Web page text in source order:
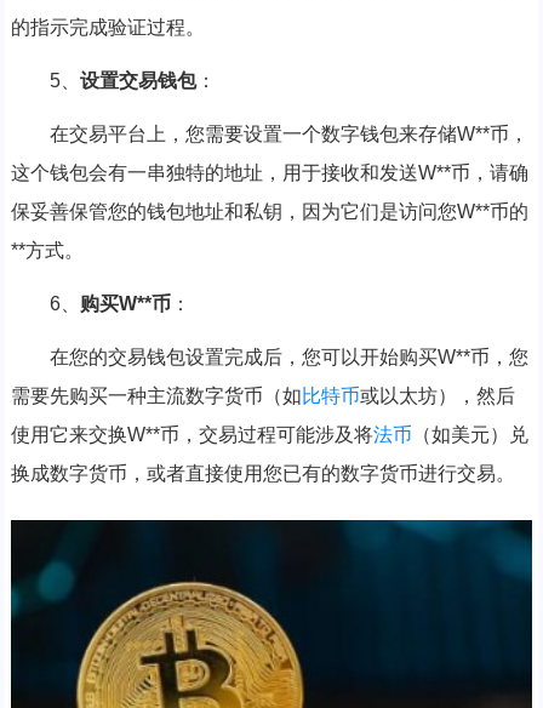
的指示完成验证过程。
5、 设置交易钱包：
在交易平台上，您需要设置一个数字钱包来存储W**币，
这个钱包会有一串独特的地址，用于接收和发送W**币，请确
保妥善保管您的钱包地址和私钥，因为它们是访问您W**币的
**方式。
6、 购买W**币 ：
在您的交易钱包设置完成后，您可以开始购买W**币，您
需要先购买一种主流数字货币（如比特币或以太坊），然后
使用它来交换W**币，交易过程可能涉及将法币 （如美元）兑
换成数字货币，或者直接使用您已有的数字货币进行交易。